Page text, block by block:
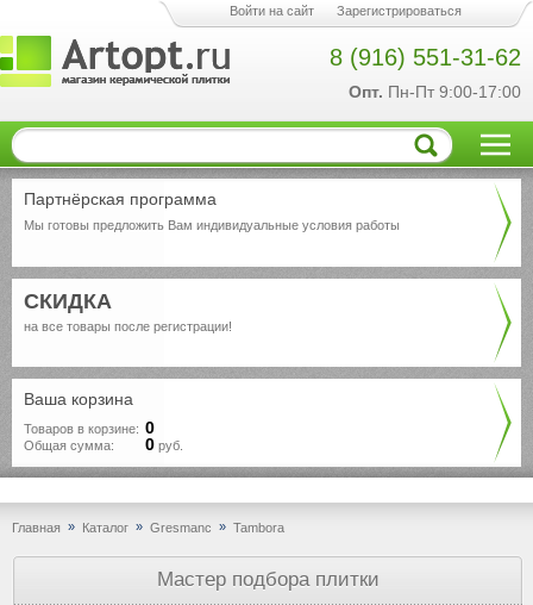
Войти на сайт Зарегистрироваться
8 (916) 551-31-62
Опт. Пн-Пт 9:00-17:00
Партнёрская программа
Мы готовы предложить Вам индивидуальные условия работы
СКИДКА
на все товары после регистрации!
Ваша корзина
Товаров в корзине: 0
Общая сумма: 0 руб.
Главная » Каталог » Gresmanc » Tambora
Мастер подбора плитки